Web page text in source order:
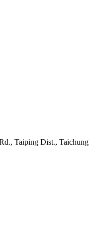
Taiping Dist., Taichung